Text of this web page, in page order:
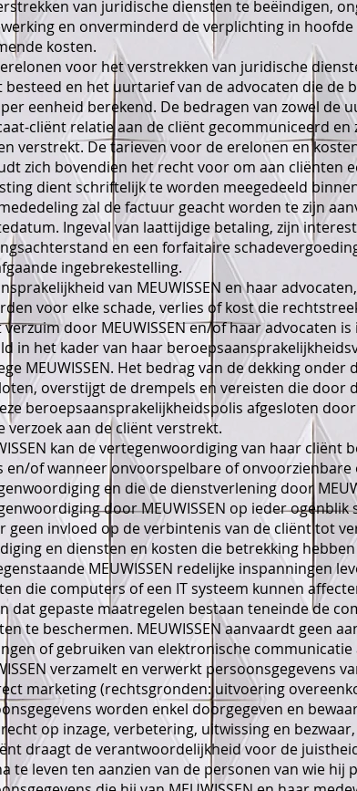
van juridische diensten te beëindigen,
en onverminderd de verplichting in
kosten.
voor het verstrekken van juridische
besteed en het uurtarief van de advocaten die
eenheid berekend. De bedragen van zowel
cliënt relatie aan de cliënt gecommuniceerd
verstrekt. De tarieven voor de erelonen en
zich bovendien het recht voor om aan cliënten
dient schriftelijk te worden meegedeeld
zal de factuur geacht worden te zijn
Ingeval van laattijdige betaling, zijn
en een forfaitaire
ingebrekestelling.
van MEUWISSEN en haar
voor elke schade, verlies of kost die
door MEUWISSEN en/of haar advocaten
in het kader van haar
MEUWISSEN. Het bedrag van de dekking
overstijgt de drempels en vereisten die door
beroepsaansprakelijkheidspolis afgesloten
verzoek aan de cliënt verstrekt.
kan de vertegenwoordiging van haar
en/of wanneer onvoorspelbare of
en die de dienstverlening door
door MEUWISSEN op ieder
geen invloed op de verbintenis van de cliënt tot
en diensten en kosten die betrekking
MEUWISSEN redelijke inspanningen
die computers of een IT systeem kunnen
dat gepaste maatregelen bestaan teneinde de
te beschermen. MEUWISSEN aanvaardt geen
of gebruiken van elektronische communicatie
verzamelt en verwerkt persoonsgegevens
marketing (rechtsgronden: uitvoering
worden enkel doorgegeven en
op inzage, verbetering, uitwissing en
draagt de verantwoordelijkheid voor de
te leven ten aanzien van de personen van wie